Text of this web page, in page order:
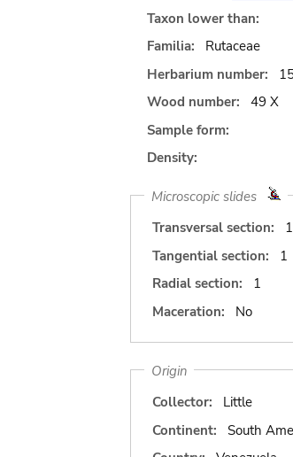
Taxon lower than:
Familia:
Rutaceae
Herbarium number:
Wood number:
49 X
Sample form:
Density:
Microscopic slides
Transversal section:
1
Tangential section:
1
Radial section:
1
Maceration:
No
Origin
Collector:
Little
Continent:
South